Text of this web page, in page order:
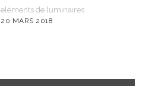
eléments de luminaires
20 MARS 2018